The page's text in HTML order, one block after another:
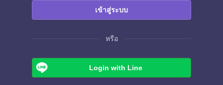
เข้าสู่ระบบ
หรือ
Login with Line